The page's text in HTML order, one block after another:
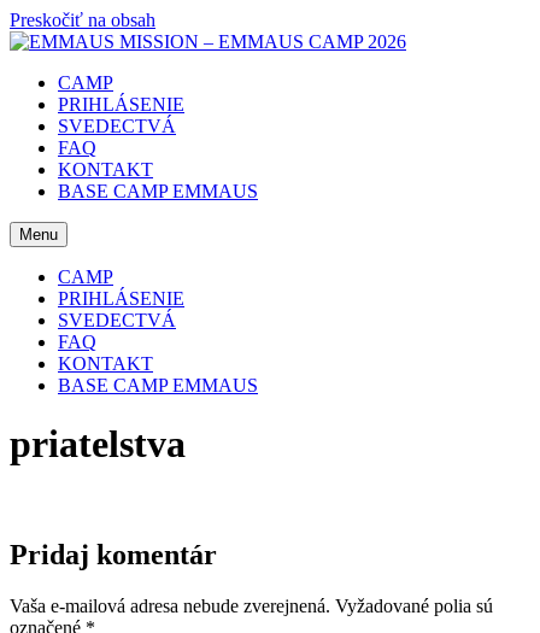
Preskočiť na obsah
CAMP
PRIHLÁSENIE
SVEDECTVÁ
FAQ
KONTAKT
BASE CAMP EMMAUS
Menu
CAMP
PRIHLÁSENIE
SVEDECTVÁ
FAQ
KONTAKT
BASE CAMP EMMAUS
priatelstva
Pridaj komentár
Vaša e-mailová adresa nebude zverejnená. Vyžadované polia sú
označené *